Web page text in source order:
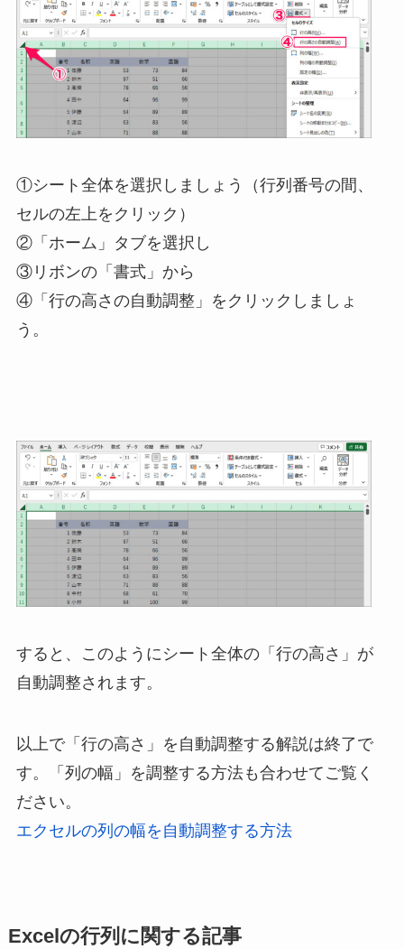
①シート全体を選択しましょう（行列番号の間、
セルの左上をクリック）
②「ホーム」タブを選択し
③リボンの「書式」から
④「行の高さの自動調整」をクリックしましょ
う。
すると、このようにシート全体の「行の高さ」が
自動調整されます。
以上で「行の高さ」を自動調整する解説は終了で
す。「列の幅」を調整する方法も合わせてご覧く
ださい。
エクセルの列の幅を自動調整する方法
Excelの行列に関する記事